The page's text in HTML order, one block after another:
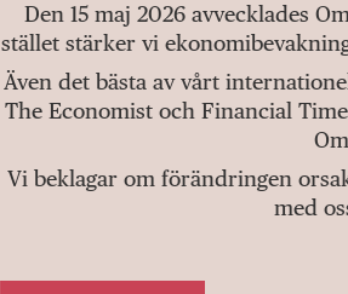
Den 15 maj 2026 avvecklades
stället stärker vi
Även det bästa av vårt
The Economist och Financial
Vi beklagar om förändringen
med